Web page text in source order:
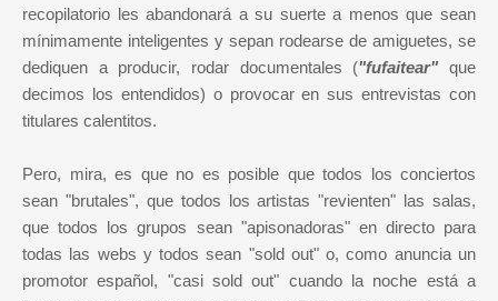
recopilatorio les abandonará a su suerte a menos que sean
mínimamente inteligentes y sepan rodearse de amiguetes, se
dediquen a producir, rodar documentales ("fufaitear" que
decimos los entendidos) o provocar en sus entrevistas con
titulares calentitos.
Pero, mira, es que no es posible que todos los conciertos
sean "brutales", que todos los artistas "revienten" las salas,
que todos los grupos sean "apisonadoras" en directo para
todas las webs y todos sean "sold out" o, como anuncia un
promotor español, "casi sold out" cuando la noche está a